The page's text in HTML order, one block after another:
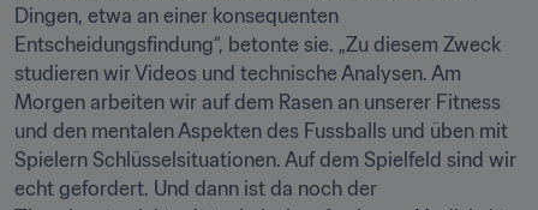
Dingen, etwa an einer konsequenten
Entscheidungsfindung“, betonte sie. „Zu diesem Zweck
studieren wir Videos und technische Analysen. Am
Morgen arbeiten wir auf dem Rasen an unserer Fitness
und den mentalen Aspekten des Fussballs und üben mit
Spielern Schlüsselsituationen. Auf dem Spielfeld sind wir
echt gefordert. Und dann ist da noch der